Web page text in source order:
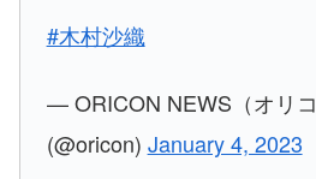
#木村沙織
— ORICON NEWS（オリコ
(@oricon) January 4, 2023